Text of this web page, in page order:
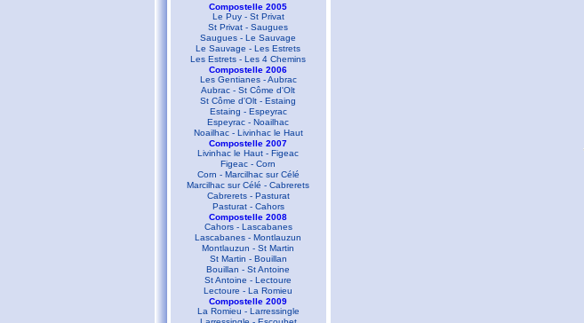
Compostelle 2005
Le Puy - St Privat
St Privat - Saugues
Saugues - Le Sauvage
Le Sauvage - Les Estrets
Les Estrets - Les 4 Chemins
Compostelle 2006
Les Gentianes - Aubrac
Aubrac - St Côme d'Olt
St Côme d'Olt - Estaing
Estaing - Espeyrac
Espeyrac - Noailhac
Noailhac - Livinhac le Haut
Compostelle 2007
Livinhac le Haut - Figeac
Figeac - Corn
Corn - Marcilhac sur Célé
Marcilhac sur Célé - Cabrerets
Cabrerets - Pasturat
Pasturat - Cahors
Compostelle 2008
Cahors - Lascabanes
Lascabanes - Montlauzun
Montlauzun - St Martin
St Martin - Bouillan
Bouillan - St Antoine
St Antoine - Lectoure
Lectoure - La Romieu
Compostelle 2009
La Romieu - Larressingle